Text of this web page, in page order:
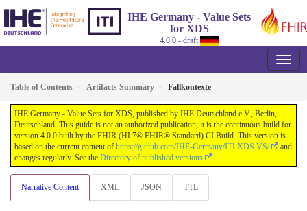
IHE Germany - Value Sets
for XDS
4.0.0 - draft
Table of Contents Artifacts Summary Fallkontexte
IHE Germany - Value Sets for XDS, published by IHE Deutschland e.V., Berlin,
Deutschland. This guide is not an authorized publication; it is the continuous build for
version 4.0.0 built by the FHIR (HL7® FHIR® Standard) CI Build. This version is
based on the current content of https://github.com/IHE-Germany/ITI.XDS.VS/
and
changes regularly. See the Directory of published versions
Narrative Content XML JSON TTL